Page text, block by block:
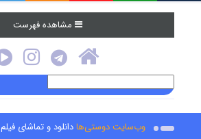
مشاهده فهرست
وب‌سایت دوستی‌هادانلود و تماشای فیلم